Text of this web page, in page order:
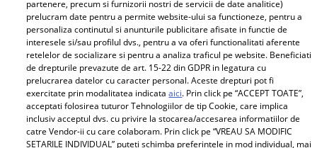
Constipație
Letargie și imposibilitatea de a mișca
brațele și picioarele
Boala este cu atât mai periculoasă cu cât
se poate manifesta la câteva zile după
ingerare, după ce sporii bacteriei reușesc
partenere, precum si furnizorii nostri de servicii de date analitice)
prelucram date pentru a permite website-ului sa functioneze, pentru a
personaliza continutul si anunturile publicitare afisate in functie de
interesele si/sau profilul dvs., pentru a va oferi functionalitati aferente
retelelor de socializare si pentru a analiza traficul pe website. Beneficiati
de drepturile prevazute de art. 15-22 din GDPR in legatura cu
prelucrarea datelor cu caracter personal. Aceste drepturi pot fi
exercitate prin modalitatea indicataaici. Prin click pe “ACCEPT TOATE”,
acceptati folosirea tuturor Tehnologiilor de tip Cookie, care implica
inclusiv acceptul dvs. cu privire la stocarea/accesarea informatiilor de
catre Vendor-ii cu care colaboram. Prin click pe “VREAU SA MODIFIC
SETARILE INDIVIDUAL” puteti schimba preferintele in mod individual, mai